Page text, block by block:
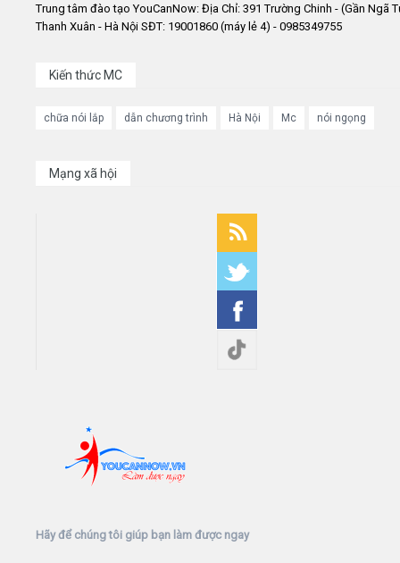
Trung tâm đào tạo YouCanNow: Địa Chỉ: 391 Trường Chinh - (Gần Ngã
Thanh Xuân - Hà Nội SĐT: 19001860 (máy lẻ 4) - 0985349755
Kiến thức MC
chữa nói lắp dẫn chương trình Hà Nội Mc nói ngọng
Mạng xã hội
Hãy để chúng tôi giúp bạn làm được ngay